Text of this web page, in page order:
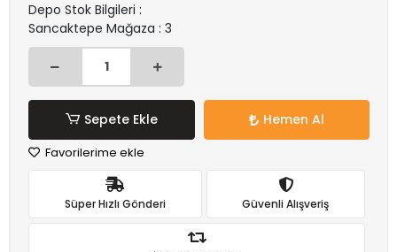
Depo Stok Bilgileri :
Sancaktepe Mağaza : 3
Sepete Ekle Hemen Al
Favorilerime ekle
Süper Hızlı Gönderi Güvenli Alışveriş